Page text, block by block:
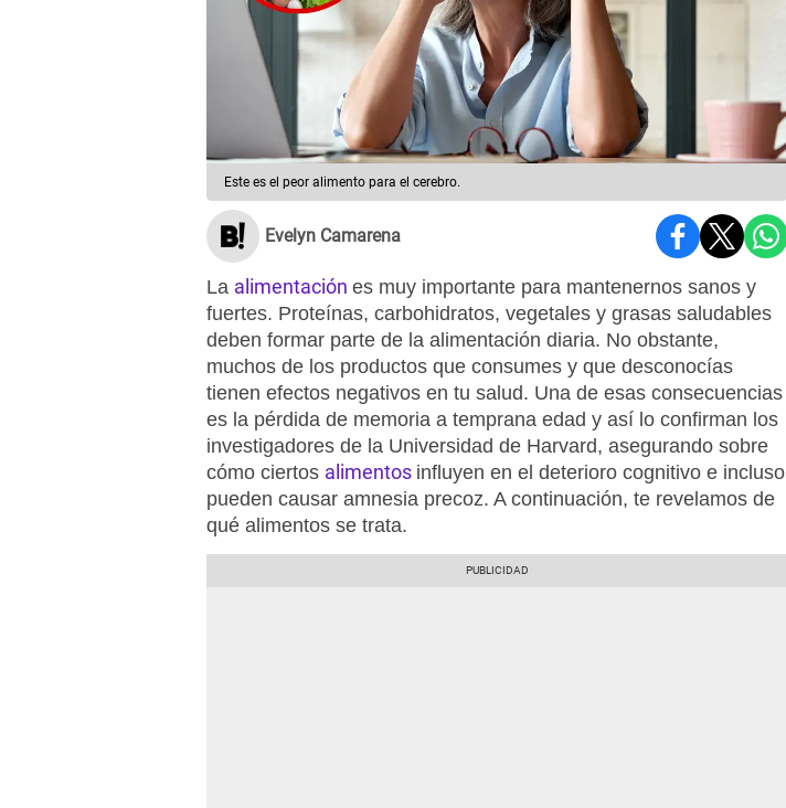
Este es el peor alimento para el cerebro.
Evelyn Camarena
La alimentación es muy importante para mantenernos sanos y
fuertes. Proteínas, carbohidratos, vegetales y grasas saludables
deben formar parte de la alimentación diaria. No obstante,
muchos de los productos que consumes y que desconocías
tienen efectos negativos en tu salud. Una de esas consecuencias
es la pérdida de memoria a temprana edad y así lo confirman los
investigadores de la Universidad de Harvard, asegurando sobre
cómo ciertos alimentos influyen en el deterioro cognitivo e incluso
pueden causar amnesia precoz. A continuación, te revelamos de
qué alimentos se trata.